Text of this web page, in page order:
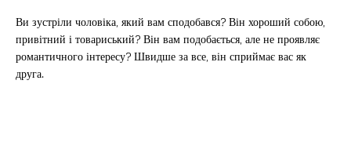
Ви зустріли чоловіка, який вам сподобався? Він хороший собою,
привітний і товариський? Він вам подобається, але не проявляє
романтичного інтересу? Швидше за все, він сприймає вас як
друга.